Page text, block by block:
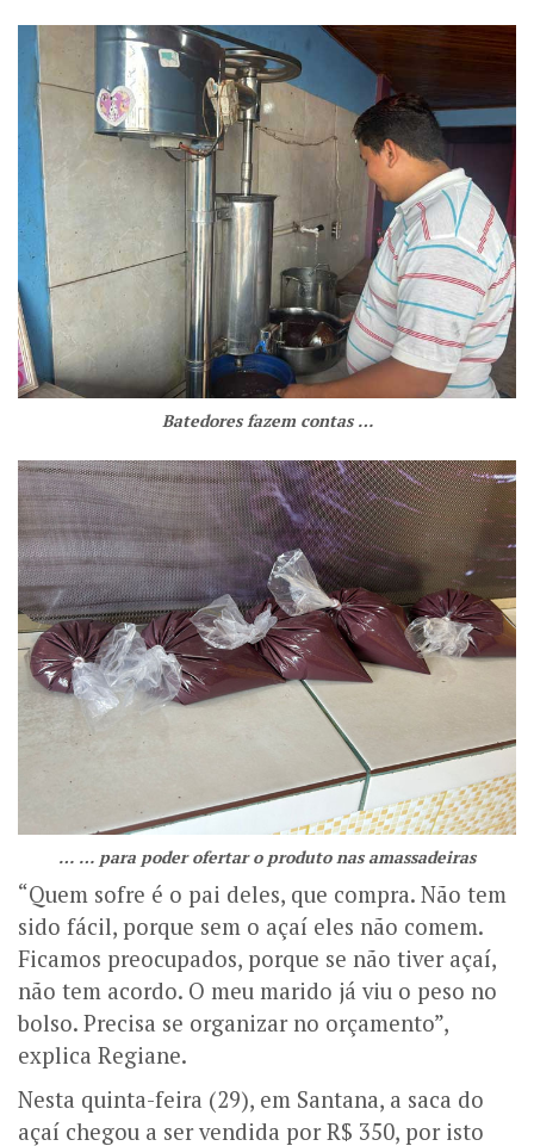
Batedores fazem contas …
… … para poder ofertar o produto nas amassadeiras
“Quem sofre é o pai deles, que compra. Não tem
sido fácil, porque sem o açaí eles não comem.
Ficamos preocupados, porque se não tiver açaí,
não tem acordo. O meu marido já viu o peso no
bolso. Precisa se organizar no orçamento”,
explica Regiane.
Nesta quinta-feira (29), em Santana, a saca do
açaí chegou a ser vendida por R$ 350, por isto